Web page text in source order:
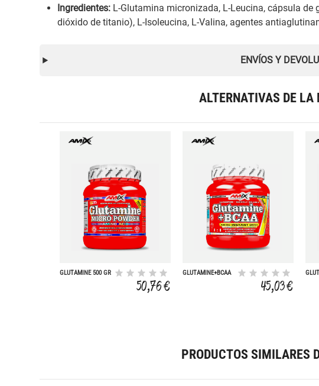
Ingredientes: L-Glutamina micronizada, L-Leucina, cápsula
dióxido de titanio), L-Isoleucina, L-Valina, agentes
ENVÍOS Y
ALTERNATIVAS DE
GLUTAMINE 500 GR
50,76 €
GLUTAMINE+BCAA
45,03 €
PRODUCTOS SIMILARES